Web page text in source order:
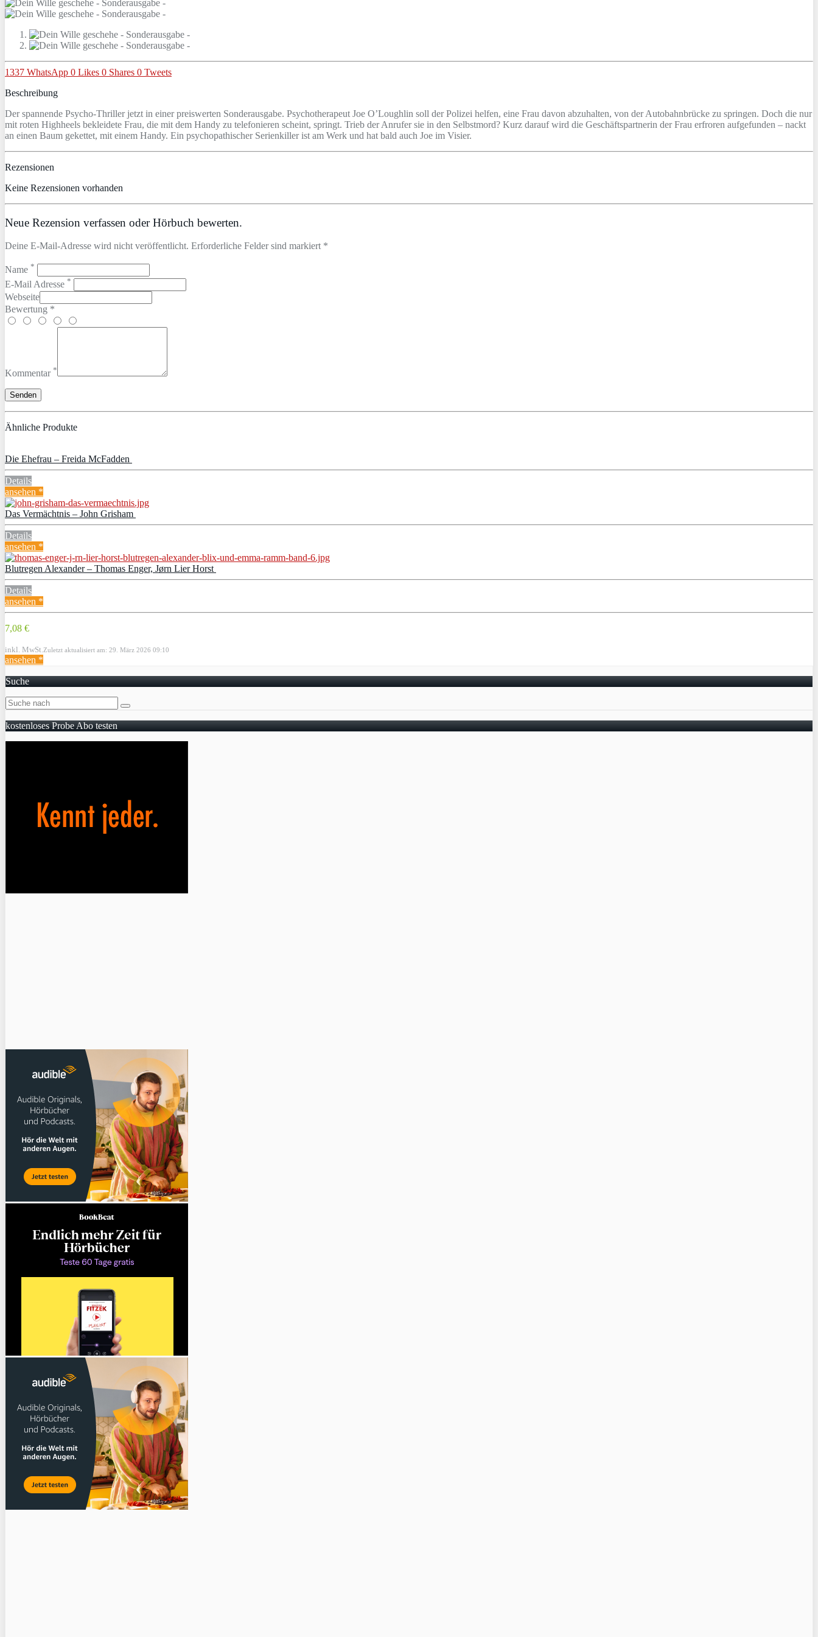
1337 WhatsApp 0 Likes 0 Shares 0 Tweets
Beschreibung
Der spannende Psycho-Thriller jetzt in einer preiswerten Sonderausgabe. Psychotherapeut Joe O’Loughlin soll der Polizei helfen, eine Frau davon abzuhalten, von der Autobahnbrücke zu springen. Doch die nur
mit roten Highheels bekleidete Frau, die mit dem Handy zu telefonieren scheint, springt. Trieb der Anrufer sie in den Selbstmord? Kurz darauf wird die Geschäftspartnerin der Frau erfroren aufgefunden – nackt
an einen Baum gekettet, mit einem Handy. Ein psychopathischer Serienkiller ist am Werk und hat bald auch Joe im Visier.
Rezensionen
Keine Rezensionen vorhanden
Neue Rezension verfassen oder Hörbuch bewerten.
Deine E-Mail-Adresse wird nicht veröffentlicht. Erforderliche Felder sind markiert *
Name *
E-Mail Adresse *
Webseite
Bewertung *
Kommentar *
Ähnliche Produkte
Die Ehefrau – Freida McFadden
Details
ansehen *
Das Vermächtnis – John Grisham
Details
ansehen *
Blutregen Alexander – Thomas Enger, Jørn Lier Horst
Details
ansehen *
7,08 €
inkl. MwSt. Zuletzt aktualisiert am: 29. März 2026 09:10
ansehen *
Suche
kostenloses Probe Abo testen